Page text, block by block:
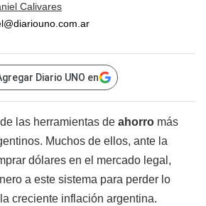
Calivares
Diario UNO en
las herramientas de ahorro más
Muchos de ellos, ante la
dólares en el mercado legal,
a este sistema para perder lo
creciente inflación argentina.